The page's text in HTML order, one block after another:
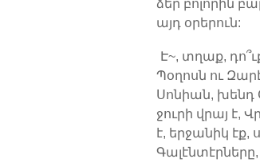
ձեր բոլորին
այդ օրերուն:
Է~, տղաք,
Պօղոսն ու
Սոնիան, խենդ
ջուրի վրայ է,
է, երջանիկ էք,